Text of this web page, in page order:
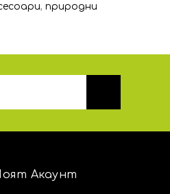
, природни
Акаунт